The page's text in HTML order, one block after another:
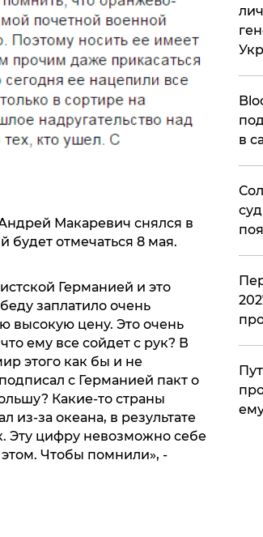
Макаревич снялся в
отмечаться 8 мая.
Германией и это
заплатило очень
высокую цену. Это очень
ему все сойдет с рук? В
этого как бы и не
с Германией пакт о
Какие-то страны
из-за океана, в результате
Эту цифру невозможно себе
Чтобы помнили», -
в